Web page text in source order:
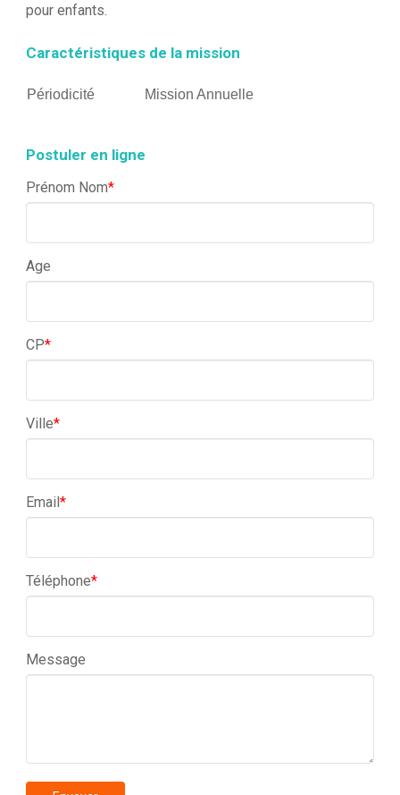
pour enfants.
Caractéristiques de la mission
Périodicité Mission Annuelle
Postuler en ligne
Prénom Nom*
Age
CP*
Ville*
Email*
Téléphone*
Message